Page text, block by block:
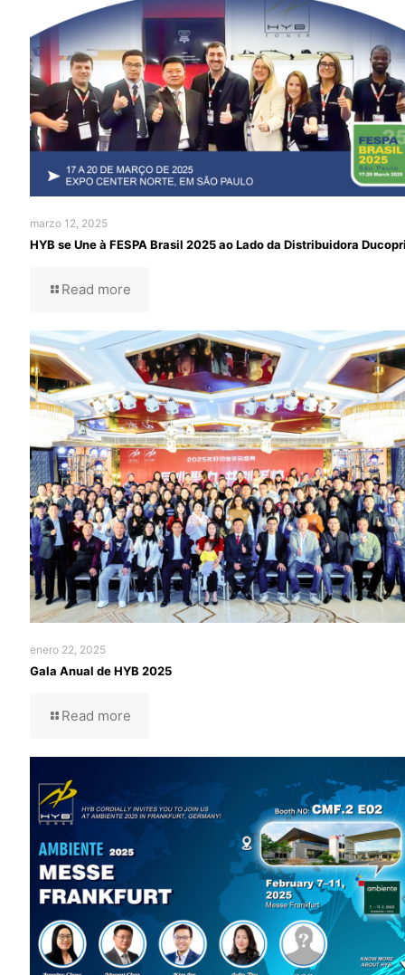
marzo 12, 2025
HYB se Une à FESPA Brasil 2025 ao Lado da Distribuidora
Read more
enero 22, 2025
Gala Anual de HYB 2025
Read more